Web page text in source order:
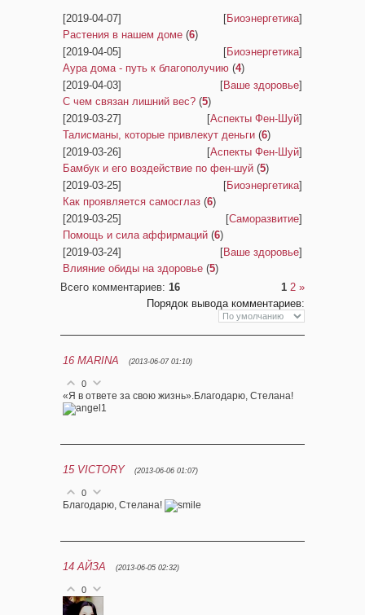
[2019-04-07] [Биоэнергетика]
Растения в нашем доме (6)
[2019-04-05]
[Биоэнергетика]
Аура дома - путь к благополучию (4)
[2019-04-03]
[Ваше здоровье]
С чем связан лишний вес? (5)
[2019-03-27]
[Аспекты Фен-Шуй]
Талисманы, которые привлекут деньги (6)
[2019-03-26]
[Аспекты Фен-Шуй]
Бамбук и его воздействие по фен-шуй (5)
[2019-03-25]
[Биоэнергетика]
Как проявляется самосглаз (6)
[2019-03-25]
[Саморазвитие]
Помощь и сила аффирмаций (6)
[2019-03-24]
[Ваше здоровье]
Влияние обиды на здоровье (5)
Всего комментариев: 16 1 2 »
Порядок вывода комментариев:
16 MARINA (2013-06-07 01:10)
0
«Я в ответе за свою жизнь».Благодарю, Стелана!
15 VICTORY (2013-06-06 01:07)
0
Благодарю, Стелана!
14 АЙЗА (2013-06-05 02:32)
0